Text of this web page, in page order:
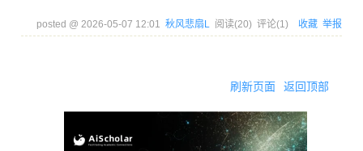
posted @ 2026-05-07 12:01 秋风悲扇L 阅读(20) 评论(1) 收藏 举报
刷新页面 返回顶部